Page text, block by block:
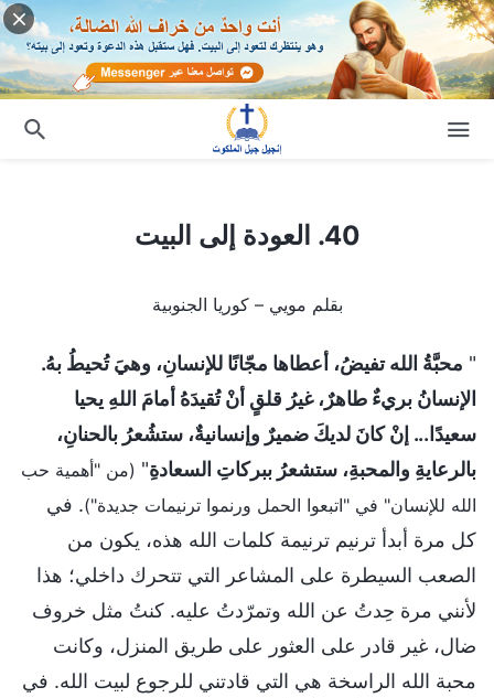
40. العودة إلى البيت
بقلم مويي – كوريا الجنوبية
" محبَّةُ الله تفيضُ، أعطاها مجّانًا للإنسانِ، وهيَ تُحيطُ بهُ.
الإنسانُ بريءٌ طاهرٌ، غيرُ قلقٍ أنْ تُقيدَهُ أمامَ اللهِ يحيا
سعيدًا... إنْ كانَ لديكَ ضميرٌ وإنسانيةٌ، ستشُعرُ بالحنانِ،
بالرعايةِ والمحبةِ، ستشعرُ ببركاتِ السعادةِ" (من "أهمية حب
الله للإنسان" في "اتبعوا الحمل ورنموا ترنيمات جديدة"). في
كل مرة أبدأ ترنيم ترنيمة كلمات الله هذه، يكون من
الصعب السيطرة على المشاعر التي تتحرك داخلي؛ هذا
لأنني مرة حِدتُ عن الله وتمرّدتُ عليه. كنتُ مثل خروف
ضال، غير قادر على العثور على طريق المنزل، وكانت
محبة الله الراسخة هي التي قادتني للرجوع لبيت الله. في